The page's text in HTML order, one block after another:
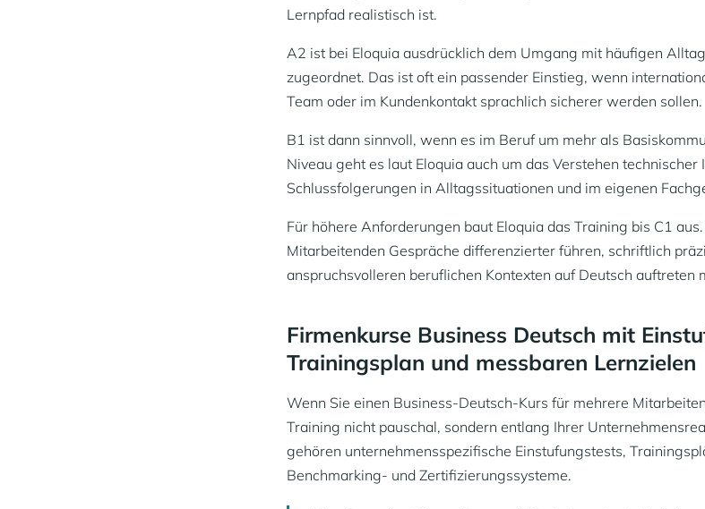
Lernpfad realistisch ist.
A2 ist bei Eloquia ausdrücklich dem Umgang mit häufigen
zugeordnet. Das ist oft ein passender Einstieg, wenn
Team oder im Kundenkontakt sprachlich sicherer werden sollen.
B1 ist dann sinnvoll, wenn es im Beruf um mehr als
Niveau geht es laut Eloquia auch um das Verstehen
Schlussfolgerungen in Alltagssituationen und im eigenen
Für höhere Anforderungen baut Eloquia das Training bis C1
Mitarbeitenden Gespräche differenzierter führen, schriftlich
anspruchsvolleren beruflichen Kontexten auf Deutsch auftreten
Firmenkurse Business Deutsch mit
Trainingsplan und messbaren Lernzielen
Wenn Sie einen Business-Deutsch-Kurs für mehrere
Training nicht pauschal, sondern entlang Ihrer
gehören unternehmensspezifische Einstufungstests,
Benchmarking- und Zertifizierungssysteme.